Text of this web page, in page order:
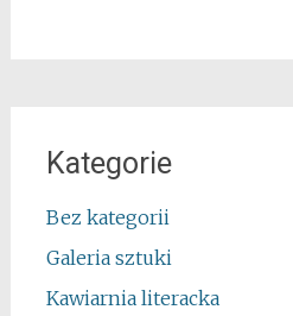
Kategorie
Bez kategorii
Galeria sztuki
Kawiarnia literacka